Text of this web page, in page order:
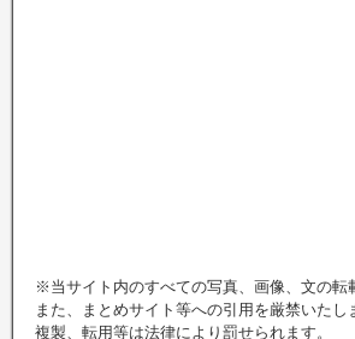
※当サイト内のすべての写真、画像、文の転
また、まとめサイト等への引用を厳禁いたし
複製、転用等は法律により罰せられます。